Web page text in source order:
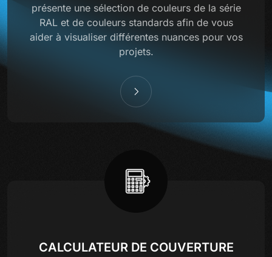
présente une sélection de couleurs de la série
RAL et de couleurs standards afin de vous
aider à visualiser différentes nuances pour vos
projets.
CALCULATEUR DE COUVERTURE